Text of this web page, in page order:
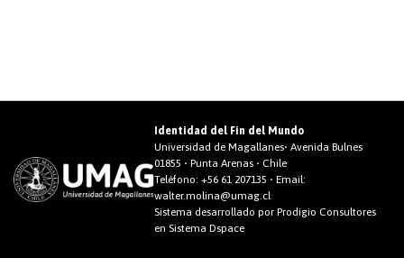
Identidad del Fin del Mundo
Universidad de Magallanes• Avenida Bulnes
01855 • Punta Arenas • Chile
Teléfono:+56 61 207135 • Email:
walter.molina@umag.cl
Sistema desarrollado por Prodigio Consultores
en Sistema Dspace